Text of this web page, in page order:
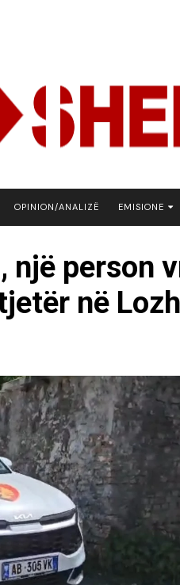
OPINION/ANALIZË EMISIONE
BOTA NE
EKONOMIKS
GJURMË
INTERVISTA
KONAKU
KU E
LIGJERATE
PARADITE
PIKËPAMJE
RECETA E
një person
në